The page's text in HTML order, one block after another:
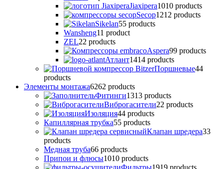
Jiaxipera1010 products
Secop1212 products
Sikelan55 products
Wansheng11 product
ZEL22 products
Аspera99 products
Атлант1414 products
Поршневые44
products
Элементы монтажа6262 products
Фитинги1313 products
Виброгасители22 products
Изоляция44 products
Капиллярная трубка55 products
Клапан шредера33
products
Медная труба66 products
Припои и флюсы1010 products
Фильтры1919 products